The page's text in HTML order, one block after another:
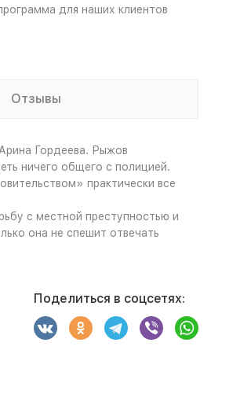
для наших клиентов
Отзывы
Гордеева. Рыжов
ничего общего с полицией.
практически все
с местной преступностью и
она не спешит отвечать
Поделиться в соцсетях: